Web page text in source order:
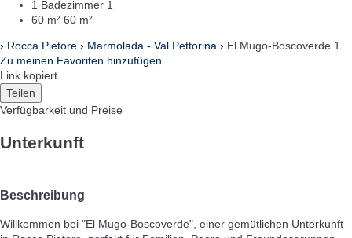
1 Badezimmer 1
60 m² 60 m²
› Rocca Pietore › Marmolada - Val Pettorina › El Mugo-Boscoverde 1
Zu meinen Favoriten hinzufügen
Link kopiert
Teilen
Verfügbarkeit und Preise
Unterkunft
Beschreibung
Willkommen bei "El Mugo-Boscoverde", einer gemütlichen Unterkunft